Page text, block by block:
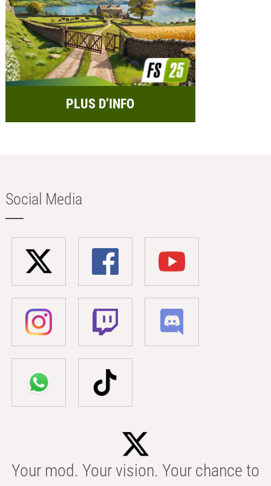
PLUS D’INFO
Social Media
Your mod. Your vision. Your chance to